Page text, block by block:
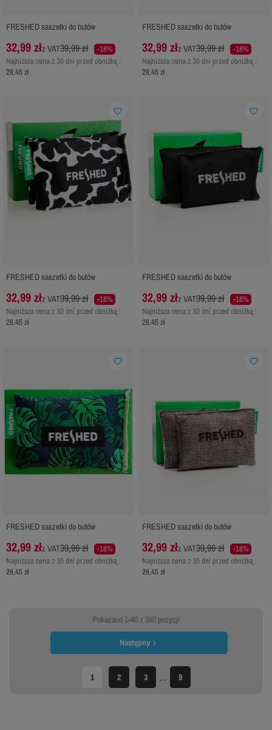
FRESHED saszetki do butów
32,99 złz VAT39,99 zł
-18%
Najniższa cena z 30 dni przed obniżką :
28,45 zł
FRESHED saszetki do butów
32,99 złz VAT39,99 zł
-18%
Najniższa cena z 30 dni przed obniżką :
28,45 zł
FRESHED saszetki do butów
32,99 złz VAT39,99 zł
-18%
Najniższa cena z 30 dni przed obniżką :
28,45 zł
favorite_border
FRESHED saszetki do butów
32,99 złz VAT39,99 zł
-18%
Najniższa cena z 30 dni przed obniżką :
28,45 zł
favorite_border
FRESHED saszetki do butów
32,99 złz VAT39,99 zł
-18%
Najniższa cena z 30 dni przed obniżką :
28,45 zł
favorite_border
FRESHED saszetki do butów
32,99 złz VAT39,99 zł
-18%
Najniższa cena z 30 dni przed obniżką :
28,45 zł
favorite_border
Pokazano 1-40 z 340 pozycji
1 2 3 … 9
Następny